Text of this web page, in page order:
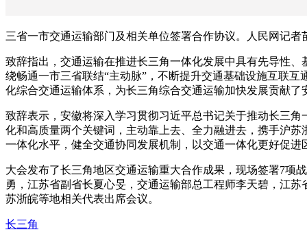
三省一市交通运输部门及相关单位签署合作协议。人民网记者
致辞指出，交通运输在推进长三角一体化发展中具有先导性
绕畅通一市三省联结“主动脉”，不断提升交通基础设施互联
化综合交通运输体系，为长三角综合交通运输加快发展贡献了
致辞表示，安徽将深入学习贯彻习近平总书记关于推动长三
化和高质量两个关键词，主动靠上去、全力融进去，携手沪
一体化水平，健全交通协同发展机制，以交通一体化更好促进
大会发布了长三角地区交通运输重大合作成果，现场签署7项
勇，江苏省副省长夏心旻，交通运输部总工程师李天碧，江
苏浙皖等地相关代表出席会议。
长三角